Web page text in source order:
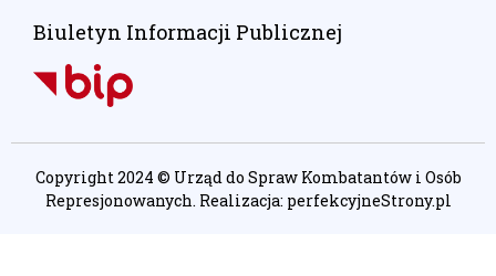
Biuletyn Informacji Publicznej
Copyright 2024 © Urząd do Spraw Kombatantów i Osób
Represjonowanych. Realizacja: perfekcyjneStrony.pl